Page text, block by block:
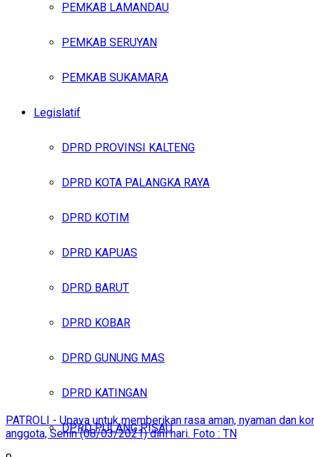
PEMKAB LAMANDAU
PEMKAB SERUYAN
PEMKAB SUKAMARA
Legislatif
DPRD PROVINSI KALTENG
DPRD KOTA PALANGKA RAYA
DPRD KOTIM
DPRD KAPUAS
DPRD BARUT
DPRD KOBAR
DPRD GUNUNG MAS
DPRD KATINGAN
DPRD PULANG PISAU
PATROLI - Upaya untuk memberikan rasa aman, nyaman dan
anggota, Senin (08/03/2021) dini hari. Foto : TN